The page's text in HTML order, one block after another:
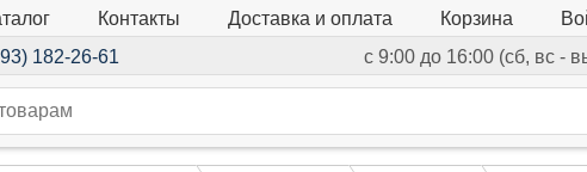
Контакты Доставка и оплата Корзина
182-26-61
с 9:00 до 16:00 (сб, вс -